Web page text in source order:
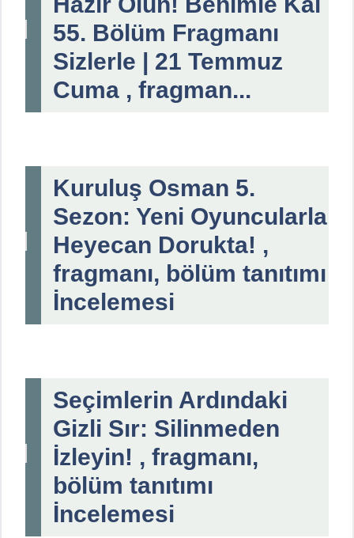
55. Bölüm Fragmanı
Sizlerle | 21 Temmuz
Cuma , fragman...
Kuruluş Osman 5.
Sezon: Yeni Oyuncularla
Heyecan Dorukta! ,
fragmanı, bölüm tanıtımı
İncelemesi
Seçimlerin Ardındaki
Gizli Sır: Silinmeden
İzleyin! , fragmanı,
bölüm tanıtımı
İncelemesi